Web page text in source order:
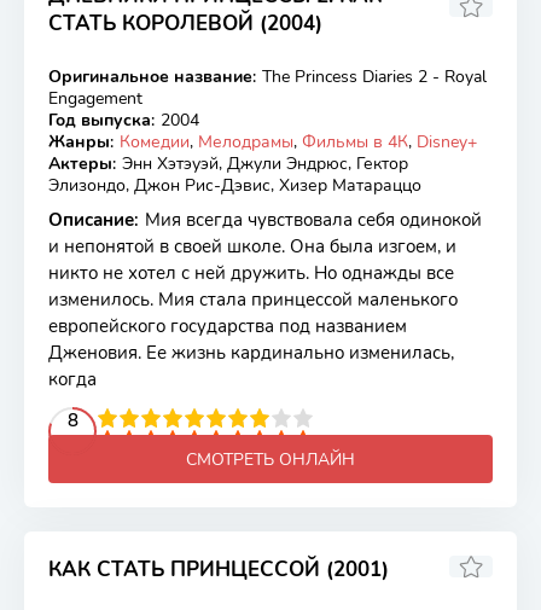
СТАТЬ КОРОЛЕВОЙ (2004)
WEB-DL
6.87 5.9
Оригинальное название: The Princess Diaries 2 - Royal
Engagement
Год выпуска: 2004
Жанры: Комедии, Мелодрамы, Фильмы в 4К, Disney+
Актеры: Энн Хэтэуэй, Джули Эндрюс, Гектор
Элизондо, Джон Рис-Дэвис, Хизер Матараццо
Описание: Мия всегда чувствовала себя одинокой
и непонятой в своей школе. Она была изгоем, и
никто не хотел с ней дружить. Но однажды все
изменилось. Мия стала принцессой маленького
европейского государства под названием
Дженовия. Ее жизнь кардинально изменилась,
когда
8
4 5 6 7 8 9 10
СМОТРЕТЬ ОНЛАЙН
КАК СТАТЬ ПРИНЦЕССОЙ (2001)
7.13 6.4